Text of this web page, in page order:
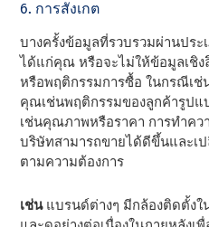
6. การสังเกต
บางครั้งข้อมูลที่รวบรวมผ่านปร
ได้แก่คุณ หรือจะไม่ให้ข้อมูลเชิ
หรือพฤติกรรมการซื้อ ในกรณีเช่
คุณเช่นพฤติกรรมของลูกค้ารูปแ
เช่นคุณภาพหรือราคา การทําคว
บริษัทสามารถขายได้ดีขึ้นและ
ตามความต้องการ
เช่นแบรนด์ต่างๆ มีกล้องติดตั้งใ